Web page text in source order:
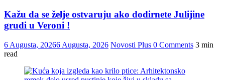
Kažu da se želje ostvaruju ako dodirnete Julijine
grudi u Veroni !
6 Augusta, 20266 Augusta, 2026 Novosti Plus 0 Comments 3 min
read